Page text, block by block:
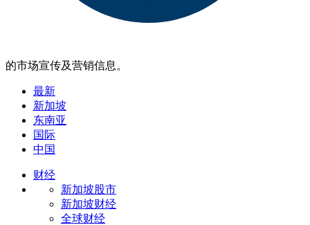
的市场宣传及营销信息。
最新
新加坡
东南亚
国际
中国
财经
新加坡股市
新加坡财经
全球财经